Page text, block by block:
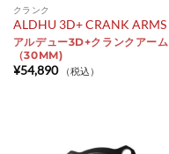
クランク
ALDHU 3D+ CRANK ARMS
アルデュー3D+クランクアーム
（30MM)
¥54,890 （税込）